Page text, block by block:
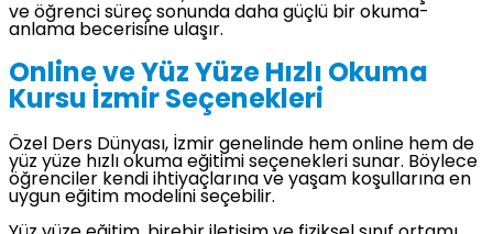
ve öğrenci süreç sonunda daha güçlü bir okuma-
anlama becerisine ulaşır.
Online ve Yüz Yüze Hızlı Okuma
Kursu İzmir Seçenekleri
Özel Ders Dünyası, İzmir genelinde hem online hem de
yüz yüze hızlı okuma eğitimi seçenekleri sunar. Böylece
öğrenciler kendi ihtiyaçlarına ve yaşam koşullarına en
uygun eğitim modelini seçebilir.